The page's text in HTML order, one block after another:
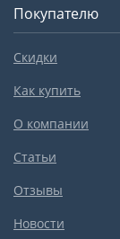
Покупателю
Скидки
Как купить
О компании
Статьи
Отзывы
Новости